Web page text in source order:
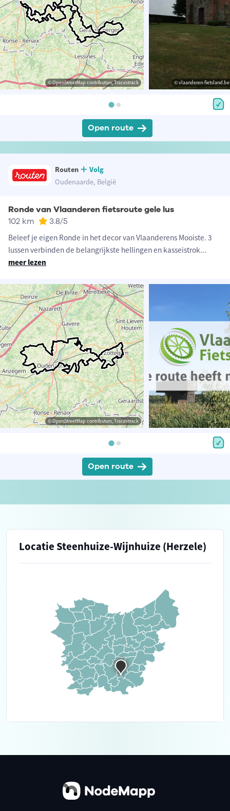
© OpenStreetMap contributors, Tracestrack © vlaanderen-fietsland.be
Open route
Routen
Volg
Oudenaarde, België
Ronde van Vlaanderen fietsroute gele lus
102 km 3.8/5
Beleef je eigen Ronde in het decor van Vlaanderens Mooiste. 3
lussen verbinden de belangrijkste hellingen en kasseistrok...
meer lezen
© OpenStreetMap contributors, Tracestrack
Open route
Locatie Steenhuize-Wijnhuize (Herzele)